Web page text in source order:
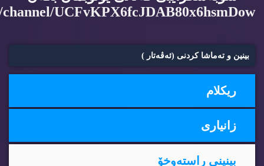
UCFvKPX6fcJDAB80x6hsmDow
بینین و ته‌ماشا كردنی (ئه‌ڤه‌تار )
ریكلام
زانیاری
بینینی راسته‌وخۆ